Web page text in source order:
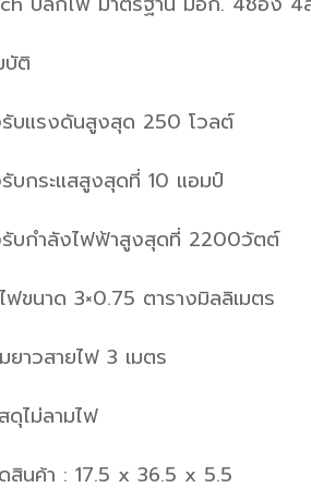
ติ
บแรงดันสูงสุด 250 โวลต์
บกระแสสูงสุดที่ 10 แอมป์
บกำลังไฟฟ้าสูงสุดที่ 2200วัตต์
ฟขนาด 3×0.75 ตารางมิลลิเมตร
ยาวสายไฟ 3 เมตร
ดุไม่ลามไฟ
สินค้า : 17.5 x 36.5 x 5.5